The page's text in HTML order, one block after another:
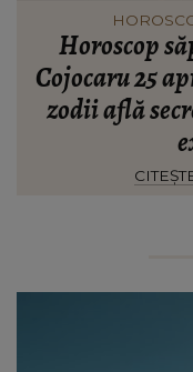
Horoscop
Cojocaru 25 aprilie - 1 mai
zodii află